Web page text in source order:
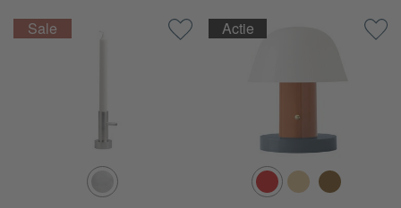
Actie